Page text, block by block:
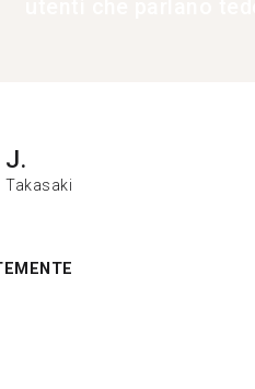
J.
Takasaki